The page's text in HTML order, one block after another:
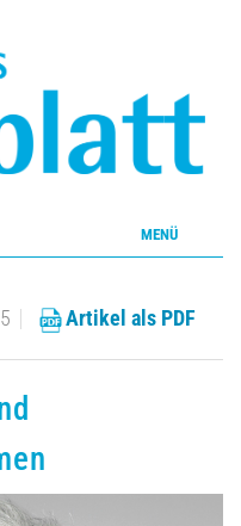
MENÜ
Artikel als PDF